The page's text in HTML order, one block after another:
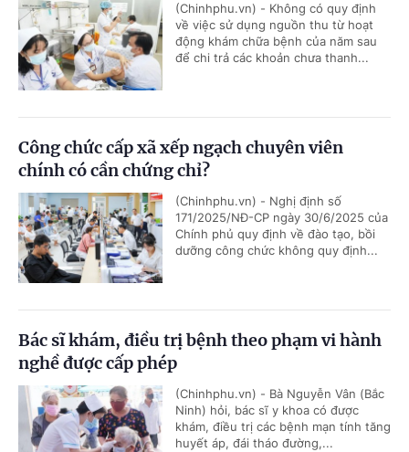
(Chinhphu.vn) - Không có quy định
về việc sử dụng nguồn thu từ hoạt
động khám chữa bệnh của năm sau
để chi trả các khoản chưa thanh...
Công chức cấp xã xếp ngạch chuyên viên
chính có cần chứng chỉ?
(Chinhphu.vn) - Nghị định số
171/2025/NĐ-CP ngày 30/6/2025 của
Chính phủ quy định về đào tạo, bồi
dưỡng công chức không quy định...
Bác sĩ khám, điều trị bệnh theo phạm vi hành
nghề được cấp phép
(Chinhphu.vn) - Bà Nguyễn Vân (Bắc
Ninh) hỏi, bác sĩ y khoa có được
khám, điều trị các bệnh mạn tính tăng
huyết áp, đái tháo đường,...